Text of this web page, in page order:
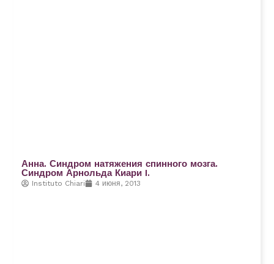
Анна. Синдром натяжения спинного мозга.
Синдром Арнольда Киари I.
Instituto Chiari 4 июня, 2013